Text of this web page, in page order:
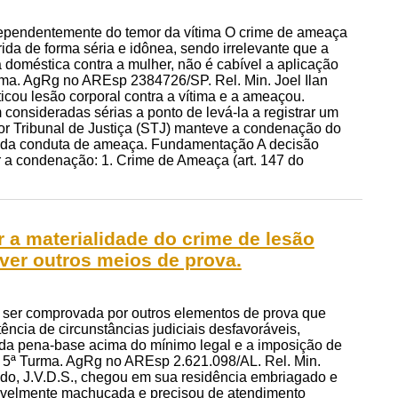
do temor da vítima O crime de ameaça
de forma séria e idônea, sendo irrelevante que a
contra a mulher, não é cabível a aplicação
AgRg no AREsp 2384726/SP. Rel. Min. Joel Ilan
lesão corporal contra a vítima e a ameaçou.
sérias a ponto de levá-la a registrar um
Tribunal de Justiça (STJ) manteve a condenação do
conduta de ameaça. Fundamentação A decisão
condenação: 1. Crime de Ameaça (art. 147 do
materialidade do crime de lesão
outros meios de prova.
comprovada por outros elementos de prova que
de circunstâncias judiciais desfavoráveis,
pena-base acima do mínimo legal e a imposição de
Turma. AgRg no AREsp 2.621.098/AL. Rel. Min.
J.V.D.S., chegou em sua residência embriagado e
machucada e precisou de atendimento